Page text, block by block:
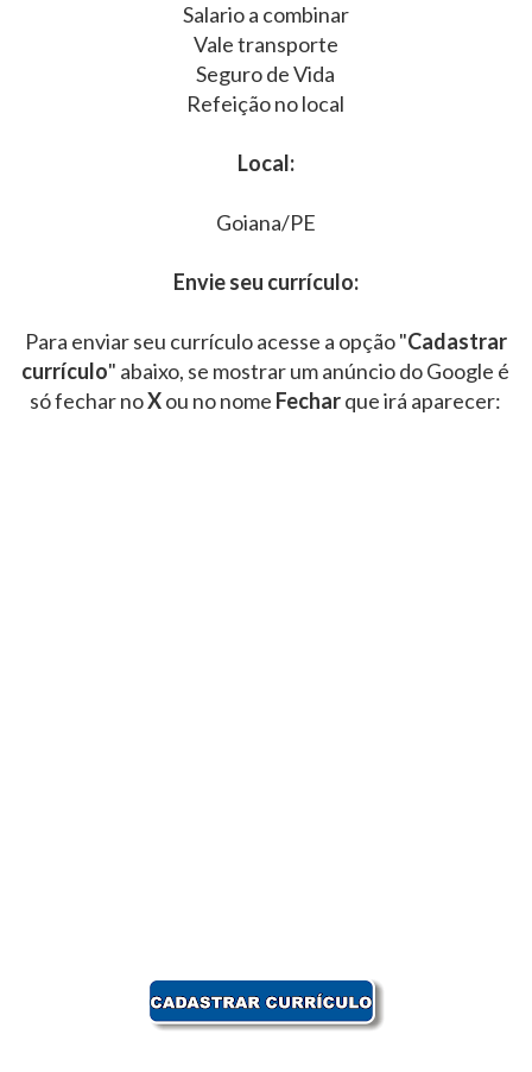
Salario a combinar
Vale transporte
Seguro de Vida
Refeição no local
Local:
Goiana/PE
Envie seu currículo:
Para enviar seu currículo acesse a opção "Cadastrar
currículo" abaixo, se mostrar um anúncio do Google é
só fechar noXou no nome Fecharque irá aparecer: